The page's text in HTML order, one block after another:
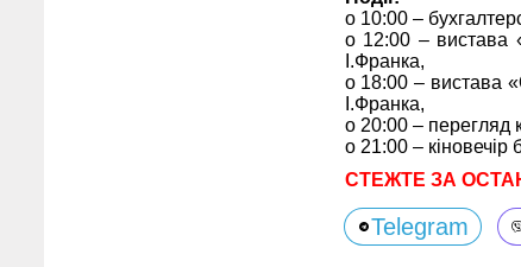
о 10:00 –
о 12:00 – вистава
І.Франка,
о 18:00 – вистава
І.Франка,
о 20:00 – перегляд
о 21:00 – кіновечір
СТЕЖТЕ ЗА
Telegram